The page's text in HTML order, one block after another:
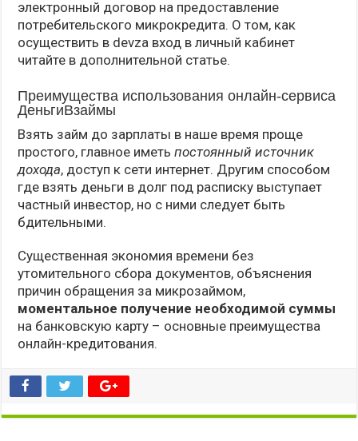
электронный договор на предоставление
потребительского микрокредита. О том, как
осуществить в devza вход в личный кабинет
читайте в дополнительной статье.
Преимущества использования онлайн-сервиса
ДеньгиВзаймы
Взять займ до зарплаты в наше время проще
простого, главное иметьпостоянный источник
дохода, доступ к сети интернет. Другим способом
где взять деньги в долг под расписку выступает
частный инвестор, но с ними следует быть
бдительными.
Существенная экономия времени без
утомительного сбора документов, объяснения
причин обращения за микрозаймом,
моментальное получение необходимой суммы
на банковскую карту – основные преимущества
онлайн-кредитования.